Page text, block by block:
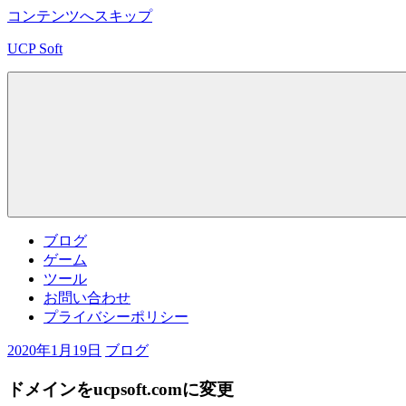
コンテンツへスキップ
UCP Soft
ト
(を
目
指
ブログ
ゲーム
ツール
お問い合わせ
プライバシーポリシー
2020年1月19日 ブログ
ドメインをucpsoft.comに変更